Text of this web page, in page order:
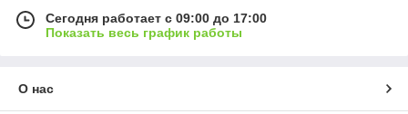
Сегодня работает с 09:00 до 17:00
Показать весь график работы
О нас